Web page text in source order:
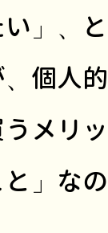
」、
個人
メリ
」な